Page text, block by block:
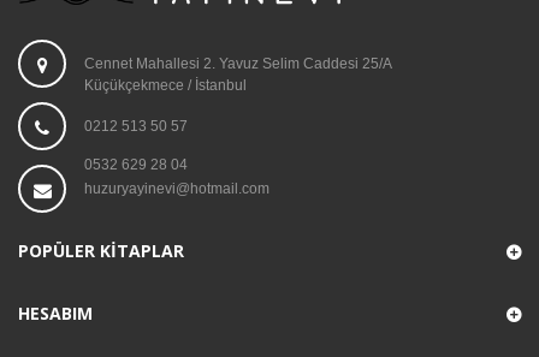
Cennet Mahallesi 2. Yavuz Selim Caddesi 25/A
Küçükçekmece / İstanbul
0212 513 50 57
0532 629 28 04
huzuryayinevi@hotmail.com
POPÜLER KITAPLAR
HESABIM